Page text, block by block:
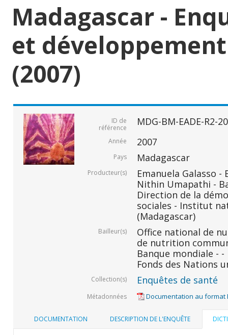
Madagascar -
et
(2007)
ID de
référence
MDG-BM-EADE-R2-
Année 2007
Pays Madagascar
Producteur(s)
Emanuela Galasso -
Nithin Umapathi -
Direction de la
sociales - Institut
(Madagascar)
Bailleur(s)
Office national de
de nutrition
Banque mondiale - -
Fonds des Nations
Collection(s) Enquêtes de santé
Métadonnées Documentation au format
DOCUMENTATION DESCRIPTION DE L'ENQUÊTE